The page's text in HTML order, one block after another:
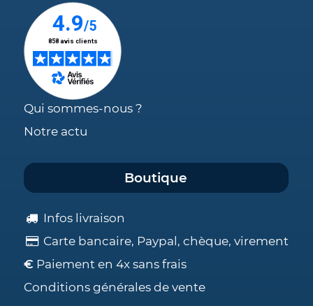
Qui sommes-nous ?
Notre actu
Boutique
Infos livraison
Carte bancaire, Paypal, chèque, virement
€ Paiement en 4x sans frais
Conditions générales de vente